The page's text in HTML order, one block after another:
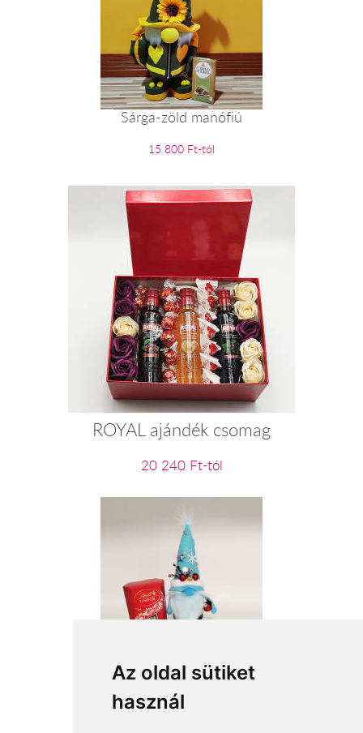
Az oldal sütiket
használ
Sárga-zöld manófiú
15 800 Ft-tól
ROYAL ajándék csomag
20 240 Ft-tól
Kék szakáll
15 560 Ft-tól